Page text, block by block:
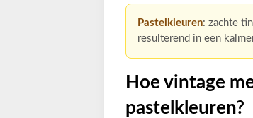
Pastelkleuren: zachte
resulterend in een
Hoe vintage
pastelkleuren?